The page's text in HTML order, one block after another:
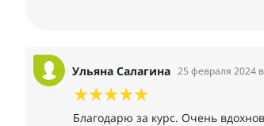
Ульяна Салагина 25 февраля 2024
Благодарю за курс. Очень